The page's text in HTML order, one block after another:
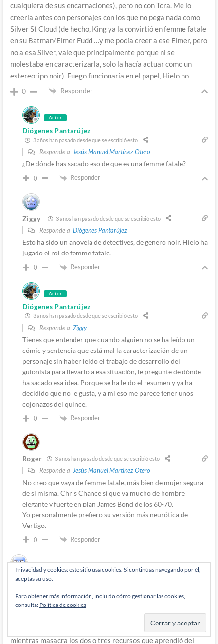
cualquiera de sus encarnaciones), pero no con Tora. Me lo
creería antes con personajes con los que no pega nada como
Silver St Cloud (de hecho, King ya la convirtió en femme fatale
en su Batman/Elmer Fudd …y me podía creer a ese Elmer, pero
no a esa Silver, vale que principalmente porque ni se
molestaba en caracterizarla, solo la hacía actuar como un
estereotipo noir). Fuego funcionaría en el papel, Hielo no.
0 Responder
Autor
Diógenes Pantarújez
3 años han pasado desde que se escribió esto
Responde a Jesús Manuel Martínez Otero
¿De dónde has sacado eso de que es una femme fatale?
0 Responder
Ziggy 3 años han pasado desde que se escribió esto
Responde a Diógenes Pantarújez
Esto ha sido un anovela de detectives, de genero noir. Hielo ha
jugado el rol de femme fatale.
0 Responder
Autor
Diógenes Pantarújez
3 años han pasado desde que se escribió esto
Responde a Ziggy
Tienes que entender que cuando alguien no se ha leído un
cómic y sentencia que está mal la caracterización de un
personaje sin haber leído el trabajo de desarrollo del
guionista para llevarlo a esa situación, le pregunte de dónde
ha sacado esa idea. Porque se ha leido el resumen y ya ha
decidido que no le gusta, y a mi eso me parece tener unos
cojonazos del quince.
0 Responder
Roger 3 años han pasado desde que se escribió esto
Responde a Jesús Manuel Martínez Otero
No creo que vaya de femme fatale, más bien de mujer segura
de si misma. Chris Chance sí que va mucho de hombre
elegante y fuerte en plan James Bond de los 60-70.
Yo personalmente prefiero su versión más neurótica de
Vertigo.
0 Responder
Yisus Iglesias
Hay que tener moral para seguir leyendo los tebeos del
petardo de King. Buenas ideas masacradas por desarrollos
estirados en base a convertir a personajes clásicos en tarados
incapaces de comportarse como seres mínimamente humanos
mientras masacra los dos o tres recursos que aprendió del
Privacidad y cookies: este sitio usa cookies. Si continúas navegando por él,
aceptas su uso.
Para obtener más información, incluido cómo gestionar las cookies,
consulta: Política de cookies